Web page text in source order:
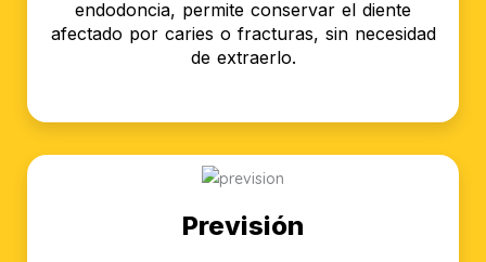
endodoncia, permite conservar el diente
afectado por caries o fracturas, sin necesidad
de extraerlo.
Previsión